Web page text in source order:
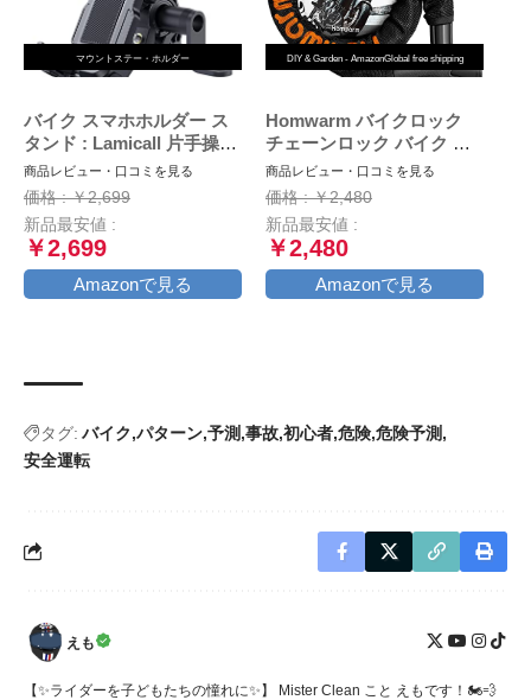
マウントステー・ホルダー
バイク スマホホルダー ス
タンド : Lamicall 片手操作
オートバイ ワンタッチ ス
マートフォンホルダー, ミ
ラーマウント付き,バイク用
携帯ホルダー,原付 スマホ
ホルダー, motorcycle
phone mount, 360度回転,
振動吸収, iPhone15 15Plus
商品レビュー・口コミを見る
価格 : ￥2,699
新品最安値 :
￥2,699
Amazonで見る
DIY & Garden - AmazonGlobal free shipping
Homwarm バイクロック
チェーンロック バイク 自
転車 ワイヤーロック φ(直
径)22mm×1200ｍｍ 頑丈
盗難防止 鍵3本セット (ブ
ラック)
商品レビュー・口コミを見る
価格 : ￥2,480
新品最安値 :
￥2,480
Amazonで見る
タグ: バイク パターン 予測 事故 初心者 危険 危険予測
安全運転
えも
【✨ライダーを子どもたちの憧れに✨】 Mister Clean こと えもです！🏍️💨